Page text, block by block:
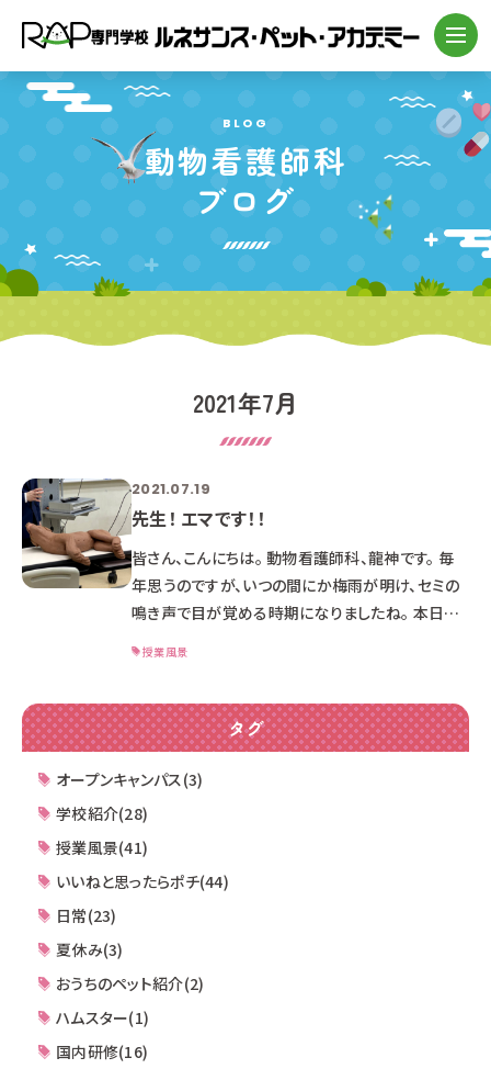
BLOG
動物看護師科
ブログ
2021年7月
2021.07.19
先生！ エマです！！
皆さん、こんにちは。 動物看護師科、龍神です。 毎
年思うのですが、いつの間にか梅雨が明け、セミの
鳴き声で目が覚める時期になりましたね。 本日は
杉浦獣医師を講師に招き行いました。 杉浦先生は
夜間救急で勤務する獣医師です。 余談ですが・・・
現在、月９のドラマ「ナ〇ト・ド〇ター」見ています
か？ 動物医療にも夜間専門の救急外来が全国に
授業風景
タグ
オープンキャンパス(3)
学校紹介(28)
授業風景(41)
いいねと思ったらポチ(44)
日常(23)
夏休み(3)
おうちのペット紹介(2)
ハムスター(1)
国内研修(16)